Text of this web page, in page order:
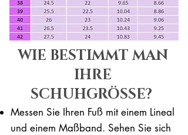
WIE BESTIMMT MAN
IHRE
SCHUHGRÖSSE?
Messen Sie Ihren Fuß mit einem Lineal
und einem Maßband. Sehen Sie sich